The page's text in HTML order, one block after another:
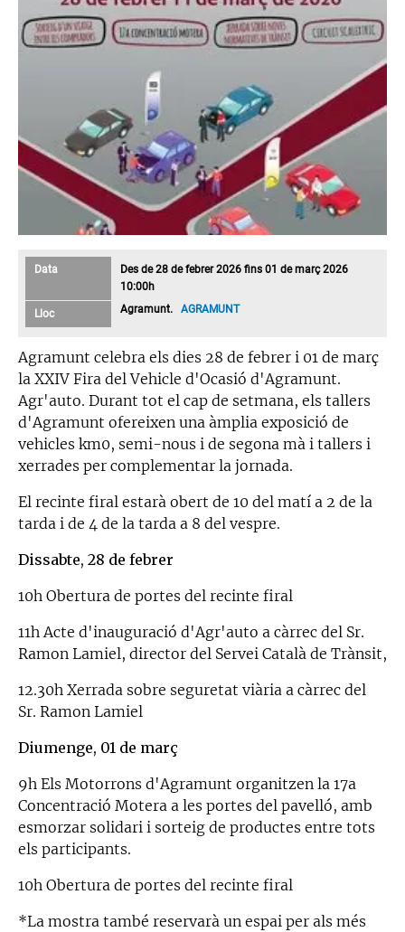
Data
Des de 28 de febrer 2026 fins 01 de març 2026
10:00h
Lloc Agramunt.AGRAMUNT
Agramunt celebra els dies 28 de febrer i 01 de març
la XXIV Fira del Vehicle d'Ocasió d'Agramunt.
Agr'auto. Durant tot el cap de setmana, els tallers
d'Agramunt ofereixen una àmplia exposició de
vehicles km0, semi-nous i de segona mà i tallers i
xerrades per complementar la jornada.
El recinte firal estarà obert de 10 del matí a 2 de la
tarda i de 4 de la tarda a 8 del vespre.
Dissabte, 28 de febrer
10h Obertura de portes del recinte firal
11h Acte d'inauguració d'Agr'auto a càrrec del Sr.
Ramon Lamiel, director del Servei Català de Trànsit,
12.30h Xerrada sobre seguretat viària a càrrec del
Sr. Ramon Lamiel
Diumenge, 01 de març
9h Els Motorrons d'Agramunt organitzen la 17a
Concentració Motera a les portes del pavelló, amb
esmorzar solidari i sorteig de productes entre tots
els participants.
10h Obertura de portes del recinte firal
*La mostra també reservarà un espai per als més